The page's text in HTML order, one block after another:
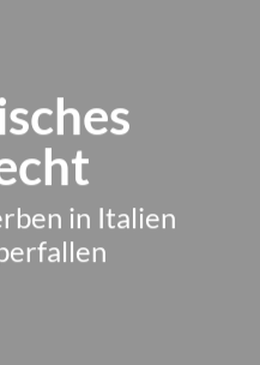
in Italien